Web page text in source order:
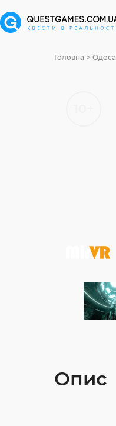
Головна Одеса
Опис